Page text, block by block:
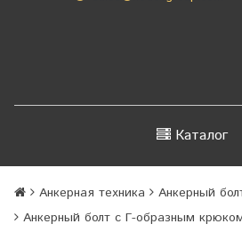
Каталог
Анкерная техника
Анкерный
Анкерный болт с Г-образным